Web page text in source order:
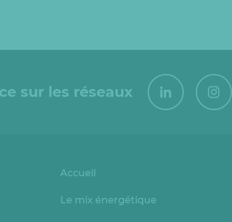
sur les réseaux
Accueil
Le mix énergétique